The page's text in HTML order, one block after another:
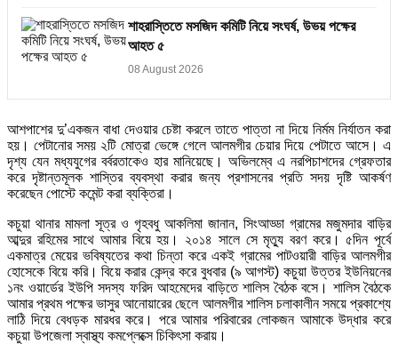
শাহরাস্তিতে মসজিদ কমিটি নিয়ে সংঘর্ষ, উভয় পক্ষের
আহত ৫
08 August 2026
আশপাশের দু’একজন বাধা দেওয়ার চেষ্টা করলে তাতে পাত্তা না দিয়ে নির্মম নির্যাতন করা
হয়। পেটানোর সময় ২টি মোত্রা ভেঙ্গে গেলে আলমগীর চেয়ার দিয়ে পেটাতে আসে। এ
দৃশ্য যেন মধ্যযুগের বর্বরতাকেও হার মানিয়েছে। অভিলম্বে এ নরপিচাশদের গ্রেফতার
করে দৃষ্টান্তমূলক শাস্তির ব্যবস্থা করার জন্য প্রশাসনের প্রতি সদয় দৃষ্টি আকর্ষণ
করেছেন পোস্টে কমেন্ট করা ব্যক্তিরা।
কচুয়া থানার মামলা সূত্র ও গৃহবধু আকলিমা জানান, সিংআড্ডা গ্রামের মজুমদার বাড়ির
আব্দুর রহিমের সাথে আমার বিয়ে হয়। ২০১৪ সালে সে মৃত্যু বরণ করে। ৫দিন পূর্বে
একমাত্র মেয়ের ভবিষ্যতের কথা চিন্তা করে একই গ্রামের পাটওয়ারী বাড়ির আলমগীর
হোসেকে বিয়ে করি। বিয়ে করার কেন্দ্র করে বুধবার (৯ আগস্ট) কচুয়া উত্তর ইউনিয়নের
১নং ওয়ার্ডের ইউপি সদস্য ফরিদ আহমেদের বাড়িতে শালিস বৈঠক বসে। শালিস বৈঠকে
আমার প্রথম পক্ষের ভাসুর আনোয়ারের ছেলে আলমগীর শালিস চলাকালীন সময়ে প্রকাশ্যে
লাঠি দিয়ে বেধড়ক মারধর করে। পরে আমার পরিবারের লোকজন আমাকে উদ্ধার করে
কচুয়া উপজেলা স্বাস্থ্য কমপ্লেক্সে চিকিৎসা করায়।